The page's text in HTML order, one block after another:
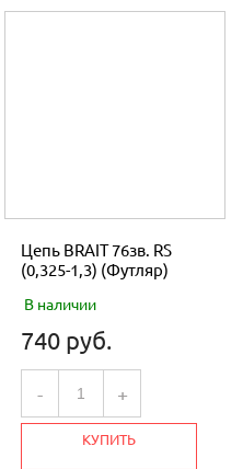
Цепь BRAIT 76зв. RS
(0,325-1,3) (Футляр)
В наличии
740 руб.
- +
КУПИТЬ